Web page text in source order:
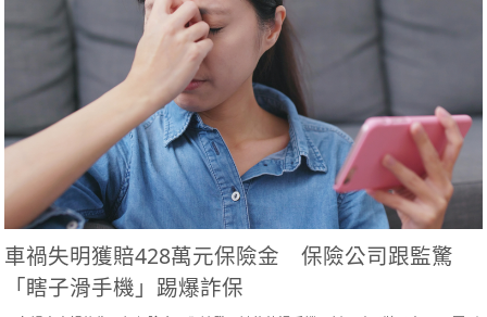
車禍失明獲賠428萬元保險金 保險公司跟監驚
「瞎子滑手機」踢爆詐保